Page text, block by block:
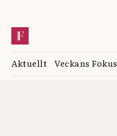
Aktuellt Veckans Fokus